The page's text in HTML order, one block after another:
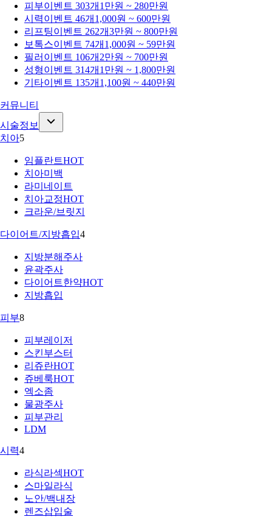
피부이벤트 303개 1만원 ~ 280만원
시력이벤트 46개 1,000원 ~ 600만원
리프팅이벤트 262개3만원 ~ 800만원
보톡스이벤트 74개 1,000원 ~ 59만원
필러 이벤트 106개 2만원 ~ 700만원
성형이벤트 314개 1만원 ~ 1,800만원
기타이벤트 135개 1,100원 ~ 440만원
커뮤니티
시술정보
치아5
임플란트HOT
치아미백
라미네이트
치아교정HOT
크라운/브릿지
다이어트/지방흡입4
지방분해주사
윤곽주사
다이어트한약HOT
지방흡입
피부8
피부레이저
스킨부스터
리쥬란HOT
쥬베룩HOT
엑소좀
물광주사
피부관리
LDM
시력4
라식라섹HOT
스마일라식
노안/백내장
렌즈삽입술